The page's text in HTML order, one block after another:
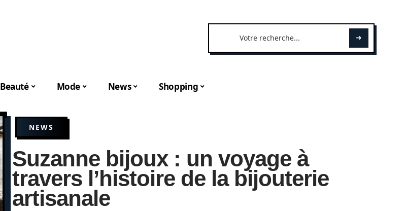
Beauté Mode News Shopping
NEWS
Suzanne bijoux : un voyage à
travers l’histoire de la bijouterie
artisanale